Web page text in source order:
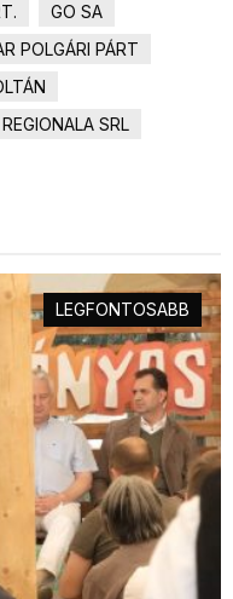
GO SA
POLGÁRI PÁRT
SRL
LEGFONTOSABB